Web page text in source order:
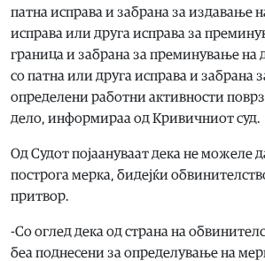
патна исправа и забрана за издавање
исправа или друга исправа за
граница и забрана за преминување на
со патна или друга исправа и забрана
определени работни активности
дело, информираа од Кривичниот суд.
Од Судот појаануваат дека не можеле
построга мерка, бидејќи
притвор.
-Со оглед дека од страна на
беа поднесени за определување на